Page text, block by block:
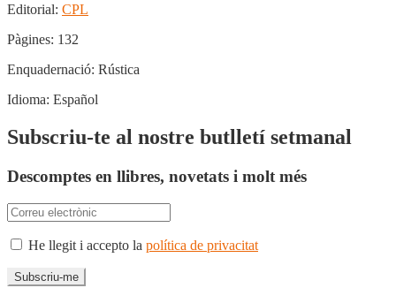
Editorial: CPL
Pàgines: 132
Enquadernació: Rústica
Idioma: Español
Subscriu-te al nostre butlletí setmanal
Descomptes en llibres, novetats i molt més
He llegit i accepto la política de privacitat